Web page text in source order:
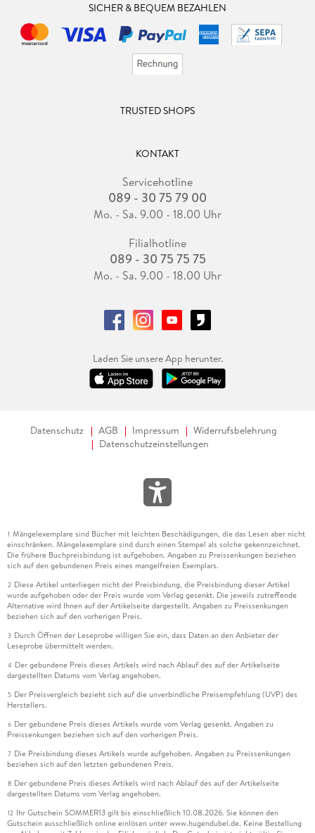
SICHER & BEQUEM BEZAHLEN
TRUSTED SHOPS
KONTAKT
Servicehotline
089 - 30 75 79 00
Mo. - Sa. 9.00 - 18.00 Uhr
Filialhotline
089 - 30 75 75 75
Mo. - Sa. 9.00 - 18.00 Uhr
Laden Sie unsere App herunter.
Datenschutz AGB Impressum
Widerrufsbelehrung
Datenschutzeinstellungen
1 Mängelexemplare sind Bücher mit leichten Beschädigungen, die das Lesen aber nicht
einschränken. Mängelexemplare sind durch einen Stempel als solche gekennzeichnet.
Die frühere Buchpreisbindung ist aufgehoben. Angaben zu Preissenkungen beziehen
sich auf den gebundenen Preis eines mangelfreien Exemplars.
2 Diese Artikel unterliegen nicht der Preisbindung, die Preisbindung dieser Artikel
wurde aufgehoben oder der Preis wurde vom Verlag gesenkt. Die jeweils zutreffende
Alternative wird Ihnen auf der Artikelseite dargestellt. Angaben zu Preissenkungen
beziehen sich auf den vorherigen Preis.
3 Durch Öffnen der Leseprobe willigen Sie ein, dass Daten an den Anbieter der
Leseprobe übermittelt werden.
4 Der gebundene Preis dieses Artikels wird nach Ablauf des auf der Artikelseite
dargestellten Datums vom Verlag angehoben.
5 Der Preisvergleich bezieht sich auf die unverbindliche Preisempfehlung (UVP) des
Herstellers.
6 Der gebundene Preis dieses Artikels wurde vom Verlag gesenkt. Angaben zu
Preissenkungen beziehen sich auf den vorherigen Preis.
7 Die Preisbindung dieses Artikels wurde aufgehoben. Angaben zu Preissenkungen
beziehen sich auf den letzten gebundenen Preis.
8 Der gebundene Preis dieses Artikels wird nach Ablauf des auf der Artikelseite
dargestellten Datums vom Verlag angehoben.
12 Ihr Gutschein SOMMER13 gilt bis einschließlich 10.08.2026. Sie können den
Gutschein ausschließlich online einlösen unter www.hugendubel.de. Keine Bestellung